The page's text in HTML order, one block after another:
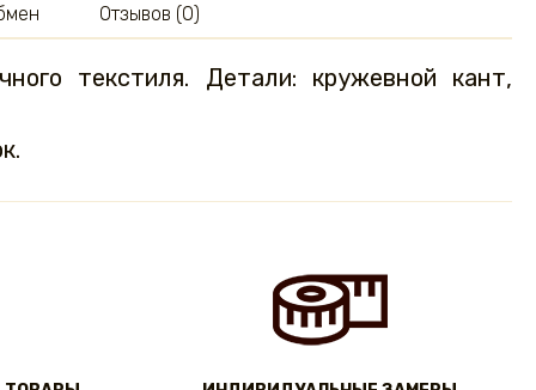
текстиля. Детали: кружевной кант,
Отзывов (0)